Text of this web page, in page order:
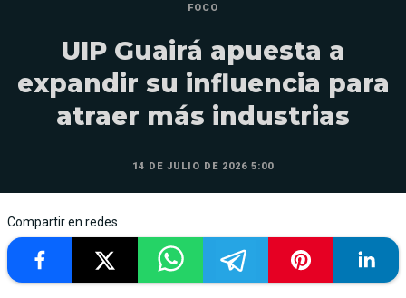
FOCO
UIP Guairá apuesta a
expandir su influencia para
atraer más industrias
14 DE JULIO DE 2026 5:00
Compartir en redes